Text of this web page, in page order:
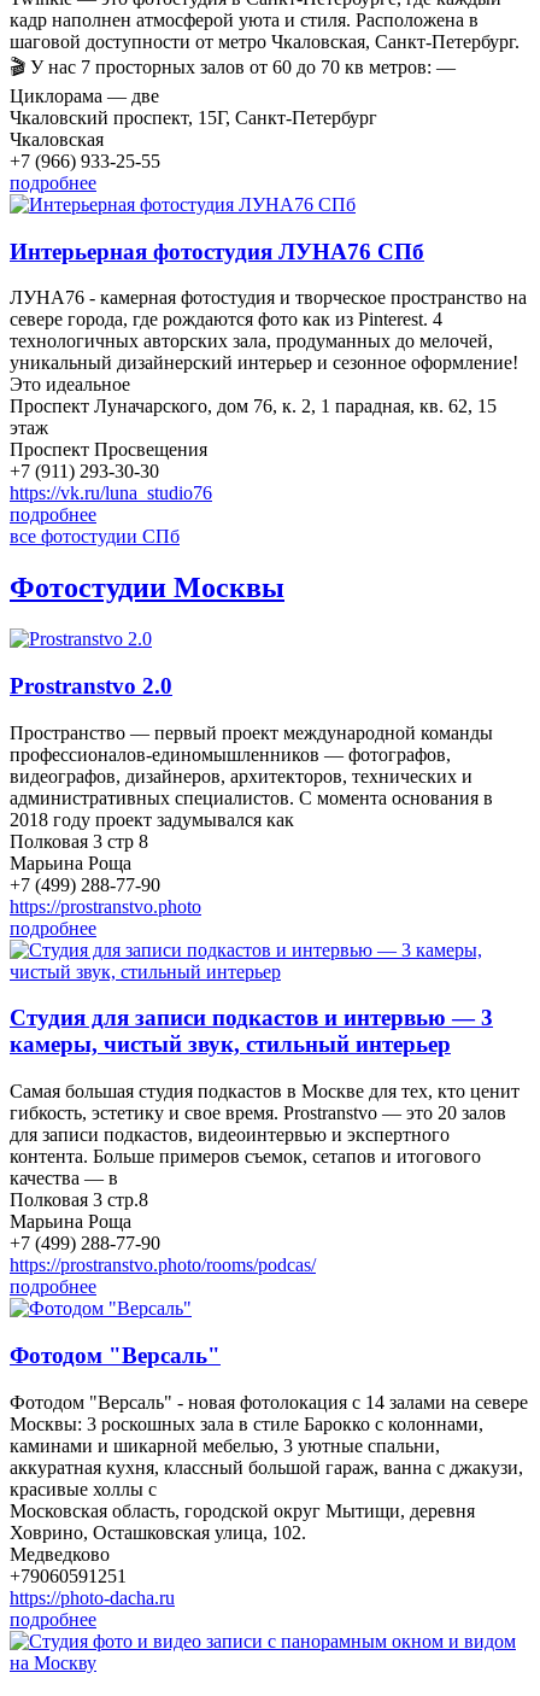
кадр наполнен атмосферой уюта и стиля. Расположена в
шаговой доступности от метро Чкаловская, Санкт-Петербург.
🎬 У нас 7 просторных залов от 60 до 70 кв метров: —
Циклорама — две
Чкаловский проспект, 15Г, Санкт-Петербург
Чкаловская
+7 (966) 933-25-55
подробнее
Интерьерная фотостудия ЛУНА76 СПб
ЛУНА76 - камерная фотостудия и творческое пространство на
севере города, где рождаются фото как из Pinterest. 4
технологичных авторских зала, продуманных до мелочей,
уникальный дизайнерский интерьер и сезонное оформление!
Это идеальное
Проспект Луначарского, дом 76, к. 2, 1 парадная, кв. 62, 15
этаж
Проспект Просвещения
+7 (911) 293-30-30
https://vk.ru/luna_studio76
подробнее
все фотостудии СПб
Фотостудии Москвы
Prostranstvo 2.0
Пространство — первый проект международной команды
профессионалов-единомышленников — фотографов,
видеографов, дизайнеров, архитекторов, технических и
административных специалистов. С момента основания в
2018 году проект задумывался как
Полковая 3 стр 8
Марьина Роща
+7 (499) 288-77-90
https://prostranstvo.photo
подробнее
Студия для записи подкастов и интервью — 3
камеры, чистый звук, стильный интерьер
Самая большая студия подкастов в Москве для тех, кто ценит
гибкость, эстетику и свое время. Prostranstvo — это 20 залов
для записи подкастов, видеоинтервью и экспертного
контента. Больше примеров съемок, сетапов и итогового
качества — в
Полковая 3 стр.8
Марьина Роща
+7 (499) 288-77-90
https://prostranstvo.photo/rooms/podcas/
подробнее
Фотодом "Версаль"
Фотодом "Версаль" - новая фотолокация с 14 залами на севере
Москвы: 3 роскошных зала в стиле Барокко с колоннами,
каминами и шикарной мебелью, 3 уютные спальни,
аккуратная кухня, классный большой гараж, ванна с джакузи,
красивые холлы с
Московская область, городской округ Мытищи, деревня
Ховрино, Осташковская улица, 102.
Медведково
+79060591251
https://photo-dacha.ru
подробнее